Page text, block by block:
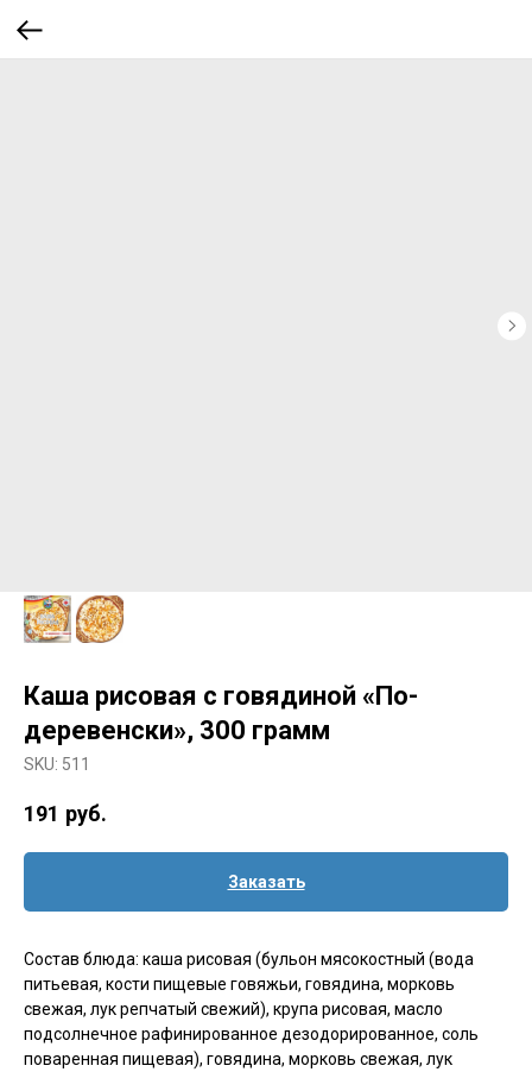
Каша рисовая с говядиной «По-
деревенски», 300 грамм
SKU: 511
191 руб.
Заказать
Состав блюда: каша рисовая (бульон мясокостный (вода
питьевая, кости пищевые говяжьи, говядина, морковь
свежая, лук репчатый свежий), крупа рисовая, масло
подсолнечное рафинированное дезодорированное, соль
поваренная пищевая), говядина, морковь свежая, лук